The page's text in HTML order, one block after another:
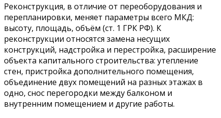
Реконструкция, в отличие от переоборудования и
перепланировки, меняет параметры всего МКД:
высоту, площадь, объём (ст. 1 ГРК РФ). К
реконструкции относятся замена несущих
конструкций, надстройка и перестройка, расширение
объекта капитального строительства: утепление
стен, пристройка дополнительного помещения,
объединение двух помещений на разных этажах в
одно, снос перегородки между балконом и
внутренним помещением и другие работы.